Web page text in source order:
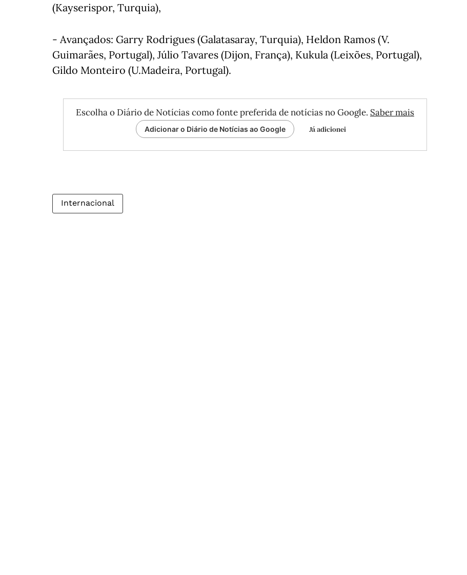
(Kayserispor, Turquia),
- Avançados: Garry Rodrigues (Galatasaray, Turquia), Heldon Ramos (V.
Guimarães, Portugal), Júlio Tavares (Dijon, França), Kukula (Leixões, Portugal),
Gildo Monteiro (U.Madeira, Portugal).
Escolha o Diário de Notícias como fonte preferida de notícias no Google. Saber mais
Adicionar o Diário de Notícias ao Google Já adicionei
Internacional